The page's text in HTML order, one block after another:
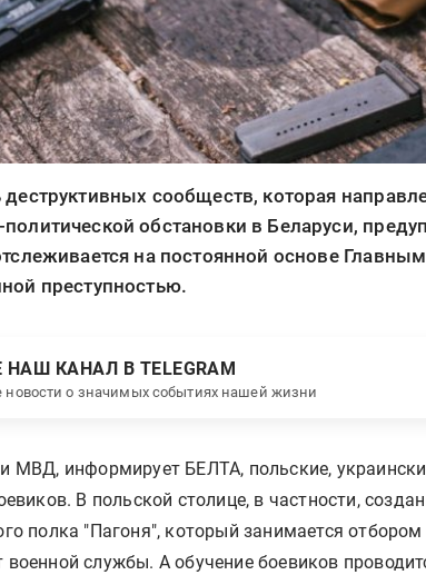
деструктивных сообществ, которая
обстановки в Беларуси,
на постоянной основе
преступностью.
КАНАЛ В TELEGRAM
новости о значимых событиях нашей жизни
МВД, информирует БЕЛТА, польские,
В польской столице, в частности,
полка "Пагоня", который занимается
службы. А обучение боевиков